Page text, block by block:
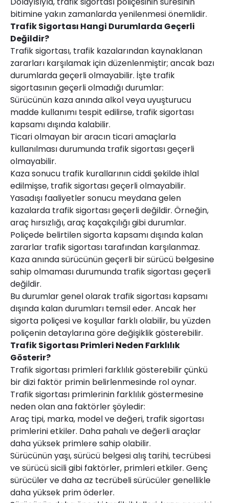
bitimine yakın zamanlarda yenilenmesi önemlidir.
Trafik Sigortası Hangi Durumlarda Geçerli
Değildir?
Trafik sigortası, trafik kazalarından kaynaklanan
zararları karşılamak için düzenlenmiştir; ancak bazı
durumlarda geçerli olmayabilir. İşte trafik
sigortasının geçerli olmadığı durumlar:
Sürücünün kaza anında alkol veya uyuşturucu
madde kullanımı tespit edilirse, trafik sigortası
kapsamı dışında kalabilir.
Ticari olmayan bir aracın ticari amaçlarla
kullanılması durumunda trafik sigortası geçerli
olmayabilir.
Kaza sonucu trafik kurallarının ciddi şekilde ihlal
edilmişse, trafik sigortası geçerli olmayabilir.
Yasadışı faaliyetler sonucu meydana gelen
kazalarda trafik sigortası geçerli değildir. Örneğin,
araç hırsızlığı, araç kaçakçılığı gibi durumlar.
Poliçede belirtilen sigorta kapsamı dışında kalan
zararlar trafik sigortası tarafından karşılanmaz.
Kaza anında sürücünün geçerli bir sürücü belgesine
sahip olmaması durumunda trafik sigortası geçerli
değildir.
Bu durumlar genel olarak trafik sigortası kapsamı
dışında kalan durumları temsil eder. Ancak her
sigorta poliçesi ve koşullar farklı olabilir, bu yüzden
poliçenin detaylarına göre değişiklik gösterebilir.
Trafik Sigortası Primleri Neden Farklılık
Gösterir?
Trafik sigortası primleri farklılık gösterebilir çünkü
bir dizi faktör primin belirlenmesinde rol oynar.
Trafik sigortası primlerinin farklılık göstermesine
neden olan ana faktörler şöyledir:
Araç tipi, marka, model ve değeri, trafik sigortası
primlerini etkiler. Daha pahalı ve değerli araçlar
daha yüksek primlere sahip olabilir.
Sürücünün yaşı, sürücü belgesi alış tarihi, tecrübesi
ve sürücü sicili gibi faktörler, primleri etkiler. Genç
sürücüler ve daha az tecrübeli sürücüler genellikle
daha yüksek prim öderler.